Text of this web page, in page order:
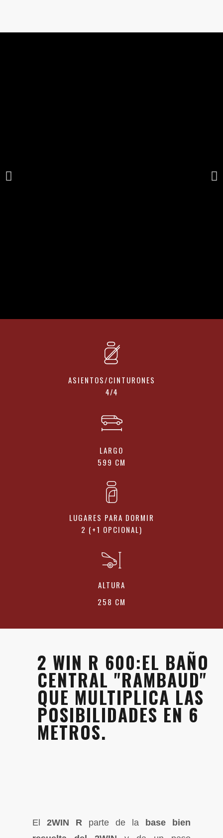
2 WIN R 600
EL MISMO 2WIN. UN BAÑO QUE LO CAMBIA
ASIENTOS/CINTURONES
4/4
LARGO
599 CM
LUGARES PARA DORMIR
2 (+1 OPCIONAL)
ALTURA
258 CM
2 WIN R 600:EL BAÑO
CENTRAL "RAMBAUD"
QUE MULTIPLICA LAS
POSIBILIDADES EN 6
METROS.
El 2WIN R parte de la
base bien